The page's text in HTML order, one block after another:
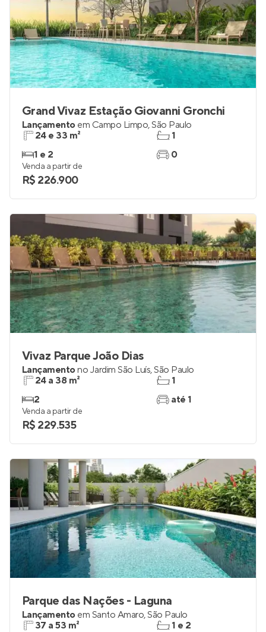
Grand Vivaz Estação Giovanni Gronchi
Lançamento em Campo Limpo,São Paulo
24 e 33 m²
1 e 2
1
0
Venda a partir de
R$ 226.900
Vivaz Parque João Dias
Lançamentono Jardim São Luís,São Paulo
24 a 38 m²
2
1
até 1
Venda a partir de
R$ 229.535
Parque das Nações - Laguna
Lançamento em Santo Amaro,São Paulo
37 a 53 m²
1 e 2